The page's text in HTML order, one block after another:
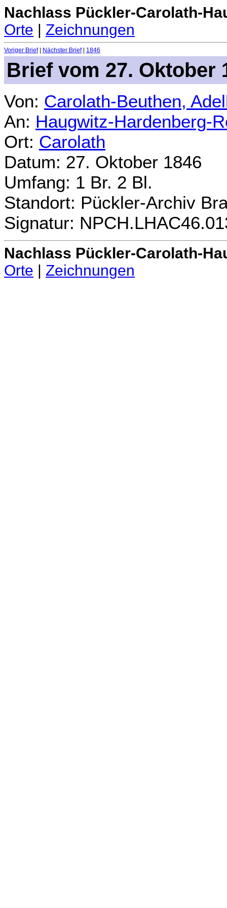
Nachlass Pückler-Carolath-
Orte | Zeichnungen
Voriger Brief| Nächster Brief| 1846
Brief vom 27. Oktober
Von: Carolath-Beuthen,
An: Haugwitz-Hardenberg-
Ort: Carolath
Datum: 27. Oktober 1846
Umfang: 1 Br. 2 Bl.
Standort: Pückler-Archiv
Signatur:
Nachlass Pückler-Carolath-
Orte
Zeichnungen